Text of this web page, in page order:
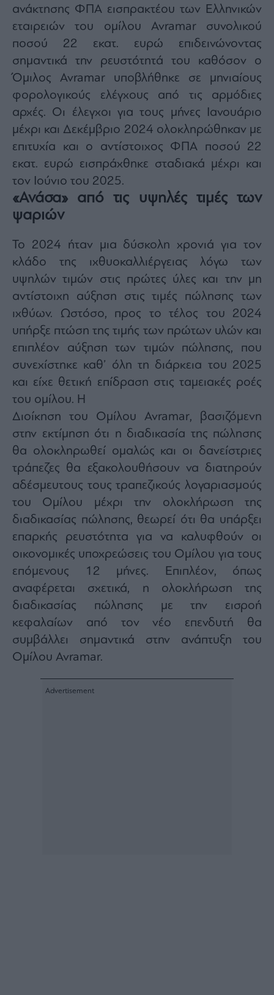
ανάκτησης ΦΠΑ εισπρακτέου των Ελληνικών
εταιρειών του ομίλου Avramar συνολικού
ποσού 22 εκατ. ευρώ επιδεινώνοντας
σημαντικά την ρευστότητά του καθόσον ο
Όμιλος Avramar υποβλήθηκε σε μηνιαίους
φορολογικούς ελέγχους από τις αρμόδιες
αρχές. Οι έλεγχοι για τους μήνες Ιανουάριο
μέχρι και Δεκέμβριο 2024 ολοκληρώθηκαν με
επιτυχία και ο αντίστοιχος ΦΠΑ ποσού 22
εκατ. ευρώ εισπράχθηκε σταδιακά μέχρι και
τον Ιούνιο του 2025.
«Ανάσα» από τις υψηλές τιμές των
ψαριών
Το 2024 ήταν μια δύσκολη χρονιά για τον
κλάδο της ιχθυοκαλλιέργειας λόγω των
υψηλών τιμών στις πρώτες ύλες και την μη
αντίστοιχη αύξηση στις τιμές πώλησης των
ιχθύων. Ωστόσο, προς το τέλος του 2024
υπήρξε πτώση της τιμής των πρώτων υλών και
επιπλέον αύξηση των τιμών πώλησης, που
συνεχίστηκε καθ’ όλη τη διάρκεια του 2025
και είχε θετική επίδραση στις ταμειακές ροές
του ομίλου. Η
Διοίκηση του Ομίλου Avramar, βασιζόμενη
στην εκτίμηση ότι η διαδικασία της πώλησης
θα ολοκληρωθεί ομαλώς και οι δανείστριες
τράπεζες θα εξακολουθήσουν να διατηρούν
αδέσμευτους τους τραπεζικούς λογαριασμούς
του Ομίλου μέχρι την ολοκλήρωση της
διαδικασίας πώλησης, θεωρεί ότι θα υπάρξει
επαρκής ρευστότητα για να καλυφθούν οι
οικονομικές υποχρεώσεις του Ομίλου για τους
επόμενους 12 μήνες. Επιπλέον, όπως
αναφέρεται σχετικά, η ολοκλήρωση της
διαδικασίας πώλησης με την εισροή
κεφαλαίων από τον νέο επενδυτή θα
συμβάλλει σημαντικά στην ανάπτυξη του
Ομίλου Avramar.